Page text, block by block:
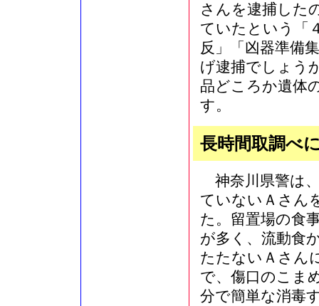
さんを逮捕した
ていたという「
反」「凶器準備
げ逮捕でしょう
品どころか遺体
す。
長時間取調べ
神奈川県警は
ていないＡさん
た。留置場の食
が多く、流動食
たたないＡさん
で、傷口のこま
分で簡単な消毒